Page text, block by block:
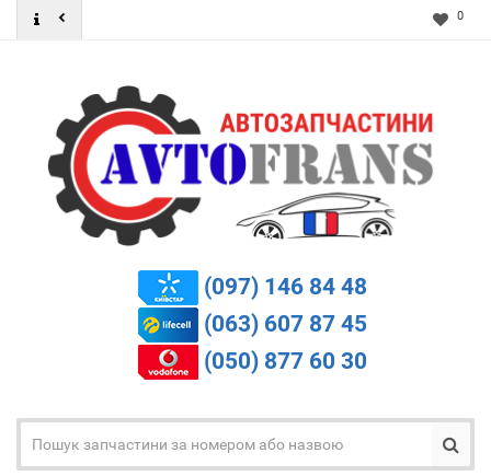
0
(097) 146 84 48
(063) 607 87 45
(050) 877 60 30